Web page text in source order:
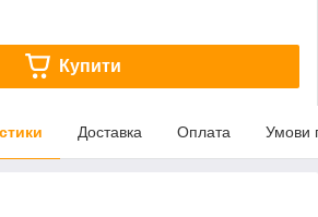
Купити
Доставка Оплата Умови